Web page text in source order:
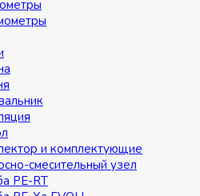
и комплектующие
смесительный узел
PE-RT